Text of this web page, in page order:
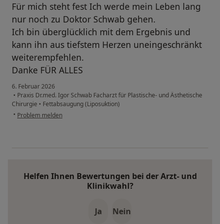
Für mich steht fest Ich werde mein Leben lang
nur noch zu Doktor Schwab gehen.
Ich bin überglücklich mit dem Ergebnis und
kann ihn aus tiefstem Herzen uneingeschränkt
weiterempfehlen.
Danke FÜR ALLES
6. Februar 2026
• Praxis Dr.med. Igor Schwab Facharzt für Plastische- und Ästhetische
Chirurgie • Fettabsaugung (Liposuktion)
• Problem melden
Helfen Ihnen Bewertungen bei der Arzt- und
Klinikwahl?
Ja Nein